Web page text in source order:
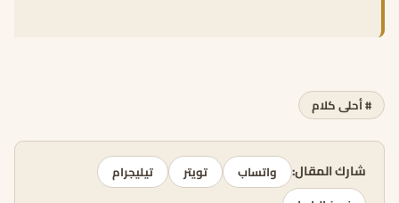
# أحلى كلام
شارك المقال: واتساب تويتر
تيليجرام